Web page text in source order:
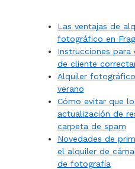
Las ventajas de
fotográfico en
Instrucciones para
de cliente
Alquiler
verano
Cómo evitar que
actualización de
carpeta de spam
Novedades de
el alquiler de
de fotografía